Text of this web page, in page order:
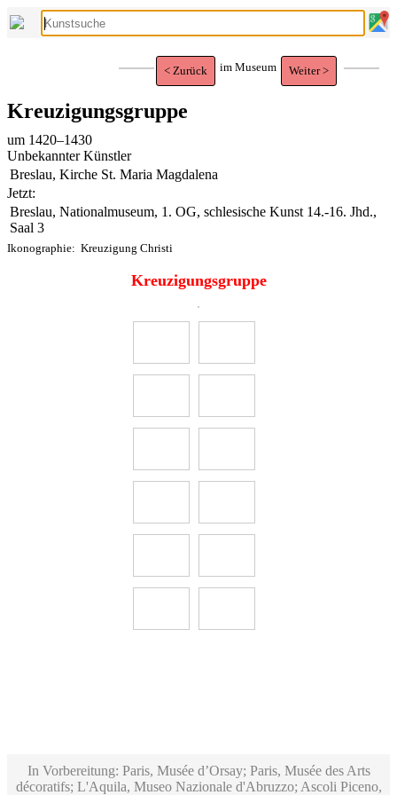
< Zurück im Museum Weiter >
Kreuzigungsgruppe
um 1420–1430
Unbekannter Künstler
Breslau, Kirche St. Maria Magdalena
Jetzt:
Breslau, Nationalmuseum, 1. OG, schlesische Kunst 14.-16. Jhd.,
Saal 3
Ikonographie: Kreuzigung Christi
Kreuzigungsgruppe
In Vorbereitung: Paris, Musée d’Orsay; Paris, Musée des Arts